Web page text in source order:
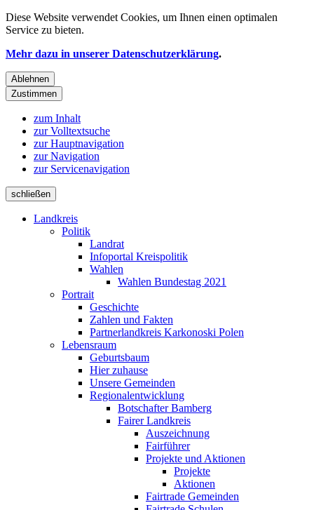
Diese Website verwendet Cookies, um Ihnen einen optimalen
Service zu bieten.
Mehr dazu in unserer Datenschutzerklärung.
Ablehnen
Zustimmen
zum Inhalt
zur Volltextsuche
zur Hauptnavigation
zur Navigation
zur Servicenavigation
schließen
Landkreis
Politik
Landrat
Infoportal Kreispolitik
Wahlen
Wahlen Bundestag 2021
Portrait
Geschichte
Zahlen und Fakten
Partnerlandkreis Karkonoski Polen
Lebensraum
Geburtsbaum
Hier zuhause
Unsere Gemeinden
Regionalentwicklung
Botschafter Bamberg
Fairer Landkreis
Auszeichnung
Fairführer
Projekte und Aktionen
Projekte
Aktionen
Fairtrade Gemeinden